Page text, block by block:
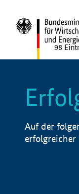
98
Auf der
erfolgreicher